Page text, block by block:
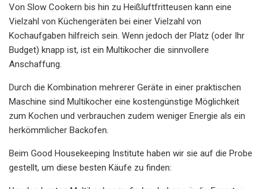
Von Slow Cookern bis hin zu Heißluftfritteusen kann eine
Vielzahl von Küchengeräten bei einer Vielzahl von
Kochaufgaben hilfreich sein. Wenn jedoch der Platz (oder Ihr
Budget) knapp ist, ist ein Multikocher die sinnvollere
Anschaffung.
Durch die Kombination mehrerer Geräte in einer praktischen
Maschine sind Multikocher eine kostengünstige Möglichkeit
zum Kochen und verbrauchen zudem weniger Energie als ein
herkömmlicher Backofen.
Beim Good Housekeeping Institute haben wir sie auf die Probe
gestellt, um diese besten Käufe zu finden: